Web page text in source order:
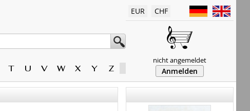
T U V W X Y Z
EUR CHF
nicht angemeldet
Anmelden